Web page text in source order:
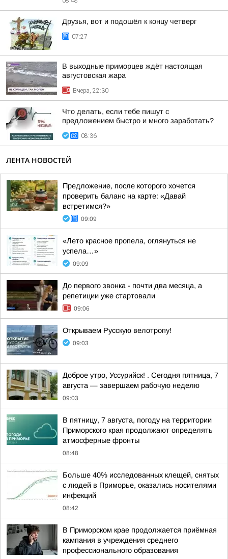
Друзья, вот и подошёл к концу четверг
07:27
В выходные приморцев ждёт настоящая
августовская жара
Вчера, 22:30
Что делать, если тебе пишут с
предложением быстро и много заработать?
08:36
ЛЕНТА НОВОСТЕЙ
Предложение, после которого хочется
проверить баланс на карте: «Давай
встретимся?»
09:09
«Лето красное пропела, оглянуться не
успела…»
09:09
До первого звонка - почти два месяца, а
репетиции уже стартовали
09:06
Открываем Русскую велотропу!
09:03
Доброе утро, Уссурийск! . Сегодня пятница, 7
августа — завершаем рабочую неделю
09:03
В пятницу, 7 августа, погоду на территории
Приморского края продолжают определять
атмосферные фронты
08:48
Больше 40% исследованных клещей, снятых
с людей в Приморье, оказались носителями
инфекций
08:42
В Приморском крае продолжается приёмная
кампания в учреждения среднего
профессионального образования